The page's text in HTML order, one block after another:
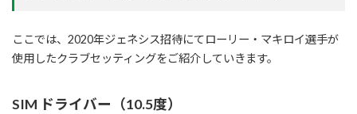
ここでは、2020年ジェネシス招待にてローリー・マキロイ選手が
使用したクラブセッティングをご紹介していきます。
SIM ドライバー（10.5度）